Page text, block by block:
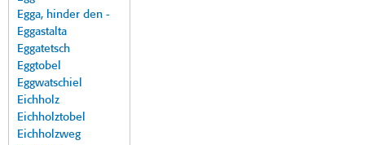
Egga, hinder den -
Eggastalta
Eggatetsch
Eggtobel
Eggwatschiel
Eichholz
Eichholztobel
Eichholzweg